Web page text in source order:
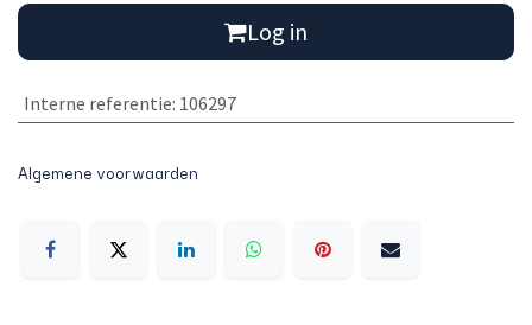
Log in
Interne referentie: 106297
Algemene voorwaarden